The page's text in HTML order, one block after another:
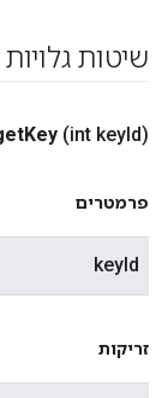
שיטות גלויות
Key (int keyId)
פרמטרים
keyId
זריקות